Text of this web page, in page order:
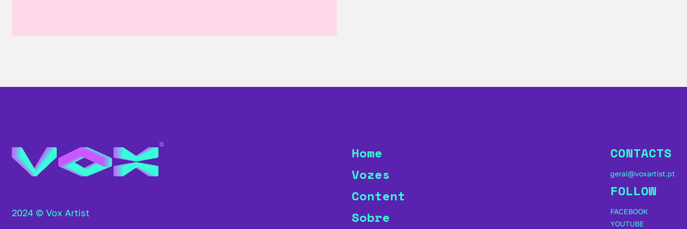
2024 © Vox Artist
Home
Vozes
Content
Sobre
CONTACTS
geral@voxartist.pt
FOLLOW
FACEBOOK
YOUTUBE